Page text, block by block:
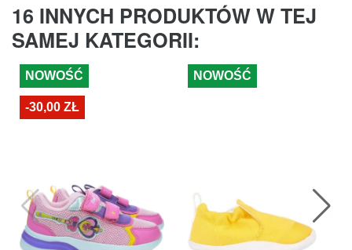
16 INNYCH PRODUKTÓW W TEJ
SAMEJ KATEGORII:
NOWOŚĆ
-30,00 ZŁ
NOWOŚĆ